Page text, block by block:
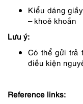
Kiểu dáng
– khoẻ khoắn
Lưu ý:
Có thể gửi trả
điều kiện
Reference links: